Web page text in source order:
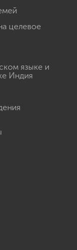
целевое
языке и
Индия